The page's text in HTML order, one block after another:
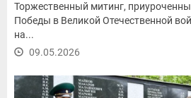
Торжественный митинг,
Победы в Великой Отечественной
на...
09.05.2026